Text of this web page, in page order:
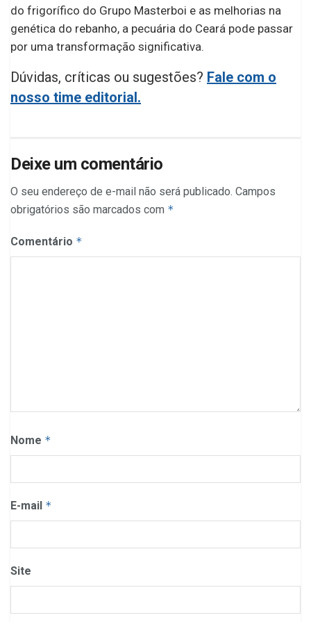
do frigorífico do Grupo Masterboi e as melhorias na
genética do rebanho, a pecuária do Ceará pode passar
por uma transformação significativa.
Dúvidas, críticas ou sugestões? Fale com o
nosso time editorial.
Deixe um comentário
O seu endereço de e-mail não será publicado. Campos
obrigatórios são marcados com *
Comentário *
Nome *
E-mail *
Site